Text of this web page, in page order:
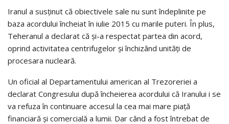
Iranul a susţinut că obiectivele sale nu sunt îndeplinite pe
baza acordului încheiat în iulie 2015 cu marile puteri. În plus,
Teheranul a declarat că şi-a respectat partea din acord,
oprind activitatea centrifugelor şi închizând unităţi de
procesara nucleară.
Un oficial al Departamentului american al Trezoreriei a
declarat Congresului după încheierea acordului că Iranului i se
va refuza în continuare accesul la cea mai mare piaţă
financiară şi comercială a lumii. Dar când a fost întrebat de